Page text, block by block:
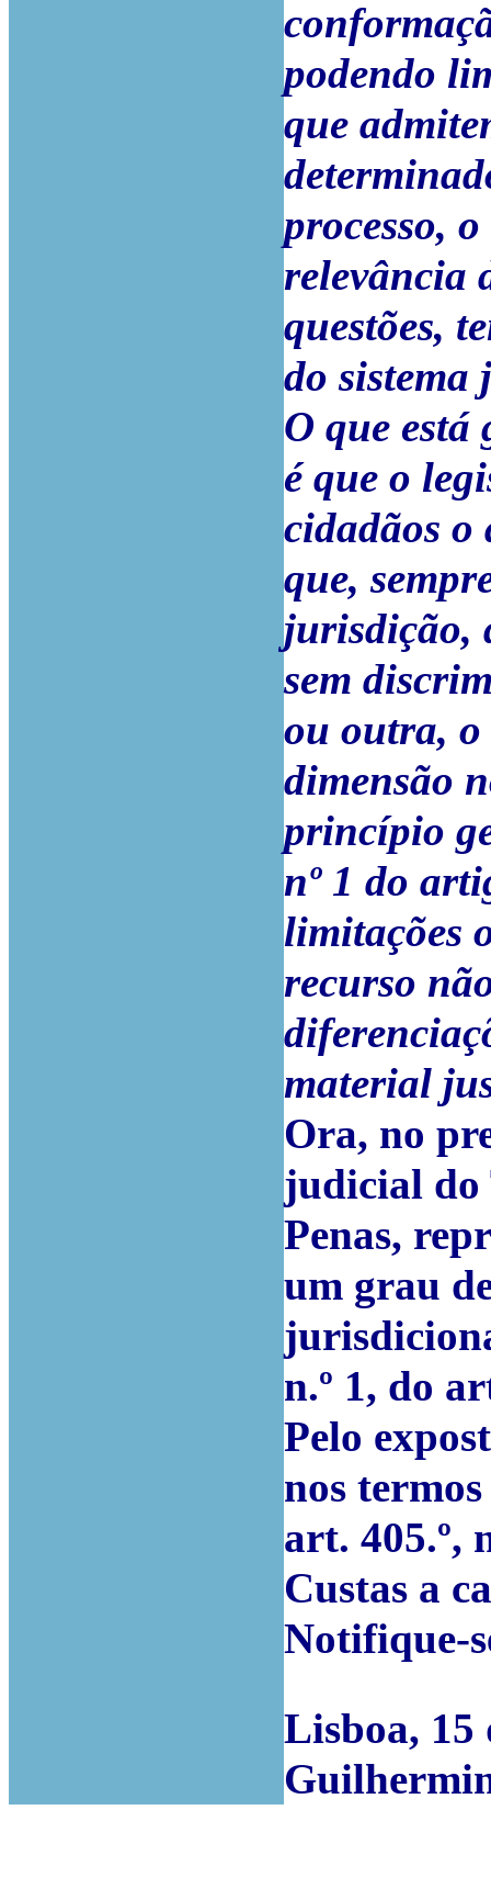
podendo
que
processo,
relevância
questões,
do
O que
é que o
cidadãos o
que,
jurisdição,
sem
ou outra, o
dimensão
princípio
nº 1 do
limitações
recurso
material
Ora, no
judicial do
Penas,
um grau
n.º 1, do
Pelo
nos
art. 405.º,
Custas a
Notifique-
Lisboa, 15